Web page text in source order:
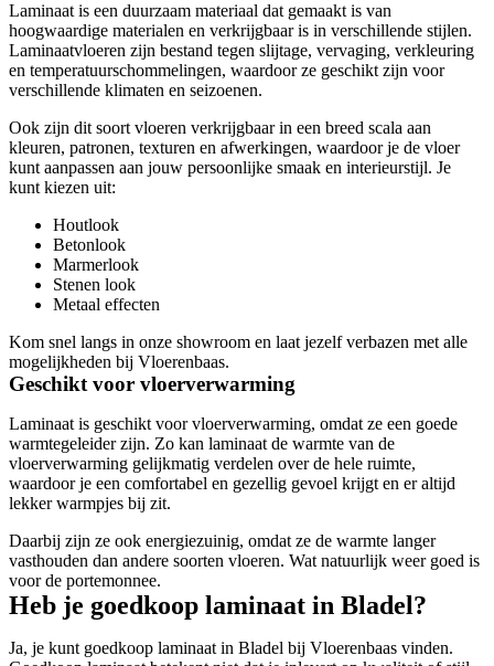
Laminaat is een duurzaam materiaal dat gemaakt is van
hoogwaardige materialen en verkrijgbaar is in verschillende stijlen.
Laminaatvloeren zijn bestand tegen slijtage, vervaging, verkleuring
en temperatuurschommelingen, waardoor ze geschikt zijn voor
verschillende klimaten en seizoenen.
Ook zijn dit soort vloeren verkrijgbaar in een breed scala aan
kleuren, patronen, texturen en afwerkingen, waardoor je de vloer
kunt aanpassen aan jouw persoonlijke smaak en interieurstijl. Je
kunt kiezen uit:
Houtlook
Betonlook
Marmerlook
Stenen look
Metaal effecten
Kom snel langs in onze showroom en laat jezelf verbazen met alle
mogelijkheden bij Vloerenbaas.
Geschikt voor vloerverwarming
Laminaat is geschikt voor vloerverwarming, omdat ze een goede
warmtegeleider zijn. Zo kan laminaat de warmte van de
vloerverwarming gelijkmatig verdelen over de hele ruimte,
waardoor je een comfortabel en gezellig gevoel krijgt en er altijd
lekker warmpjes bij zit.
Daarbij zijn ze ook energiezuinig, omdat ze de warmte langer
vasthouden dan andere soorten vloeren. Wat natuurlijk weer goed is
voor de portemonnee.
Heb je goedkoop laminaat in Bladel?
Ja, je kunt goedkoop laminaat in Bladel bij Vloerenbaas vinden.